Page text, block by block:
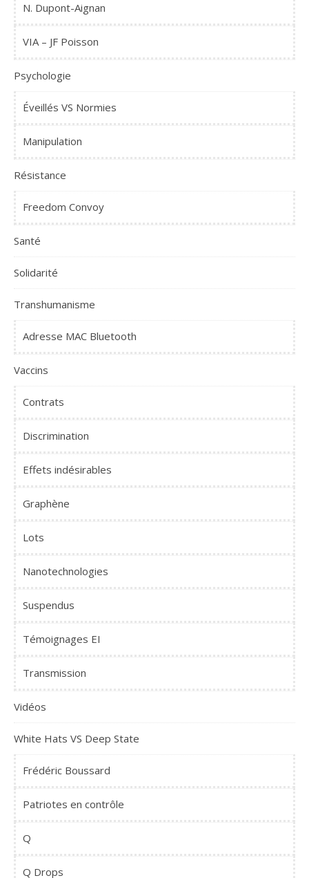
N. Dupont-Aignan
VIA – JF Poisson
Psychologie
Éveillés VS Normies
Manipulation
Résistance
Freedom Convoy
Santé
Solidarité
Transhumanisme
Adresse MAC Bluetooth
Vaccins
Contrats
Discrimination
Effets indésirables
Graphène
Lots
Nanotechnologies
Suspendus
Témoignages EI
Transmission
Vidéos
White Hats VS Deep State
Frédéric Boussard
Patriotes en contrôle
Q
Q Drops